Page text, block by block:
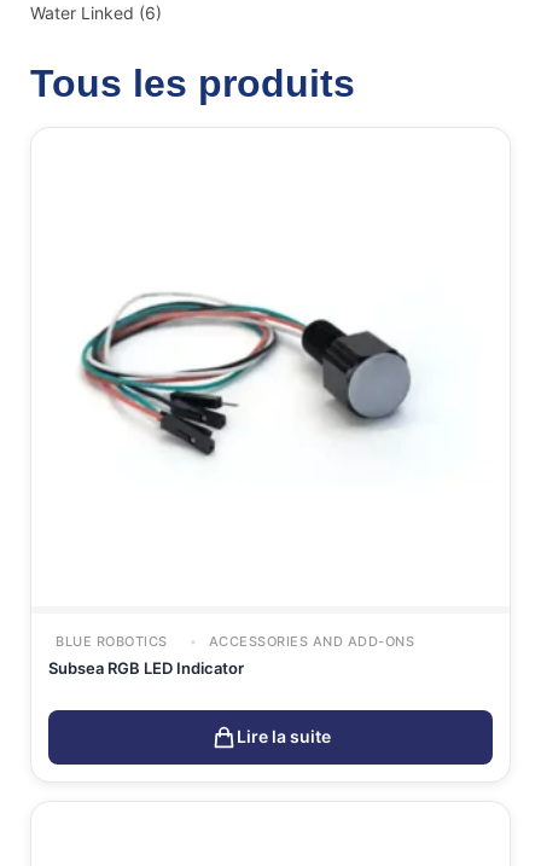
Water Linked (6)
Tous les produits
BLUE ROBOTICS ACCESSORIES AND ADD-ONS
Subsea RGB LED Indicator
Lire la suite